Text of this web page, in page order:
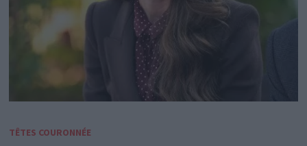
TÊTES COURONNÉE